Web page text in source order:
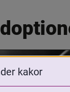
kakor